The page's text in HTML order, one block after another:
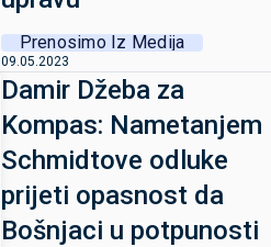
Prenosimo Iz Medija
09.05.2023
Damir Džeba za
Kompas: Nametanjem
Schmidtove odluke
prijeti opasnost da
Bošnjaci u potpunosti